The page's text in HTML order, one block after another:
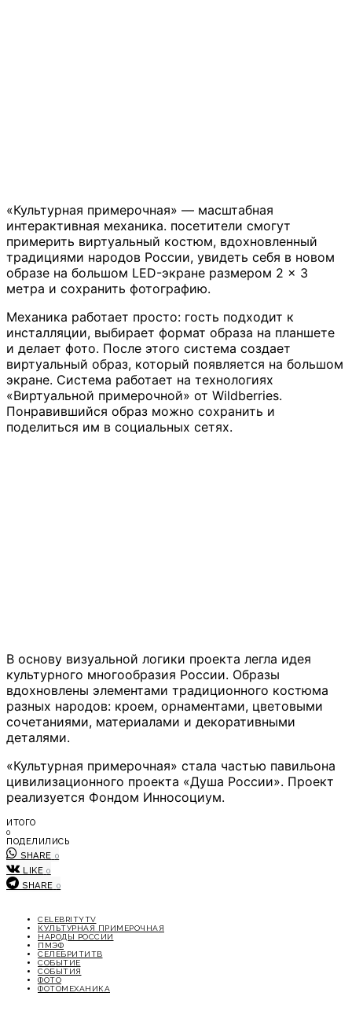
«Культурная примерочная» — масштабная
интерактивная механика. посетители смогут
примерить виртуальный костюм, вдохновленный
традициями народов России, увидеть себя в новом
образе на большом LED-экране размером 2 × 3
метра и сохранить фотографию.
Механика работает просто: гость подходит к
инсталляции, выбирает формат образа на планшете
и делает фото. После этого система создает
виртуальный образ, который появляется на большом
экране. Система работает на технологиях
«Виртуальной примерочной» от Wildberries.
Понравившийся образ можно сохранить и
поделиться им в социальных сетях.
В основу визуальной логики проекта легла идея
культурного многообразия России. Образы
вдохновлены элементами традиционного костюма
разных народов: кроем, орнаментами, цветовыми
сочетаниями, материалами и декоративными
деталями.
«Культурная примерочная» стала частью павильона
цивилизационного проекта «Душа России». Проект
реализуется Фондом Инносоциум.
ИТОГО
0
ПОДЕЛИЛИСЬ
SHARE 0
LIKE 0
SHARE 0
CELEBRITYTV
КУЛЬТУРНАЯ ПРИМЕРОЧНАЯ
НАРОДЫ РОССИИ
ПМЭФ
СЕЛЕБРИТИТВ
СОБЫТИЕ
СОБЫТИЯ
ФОТО
ФОТОМЕХАНИКА